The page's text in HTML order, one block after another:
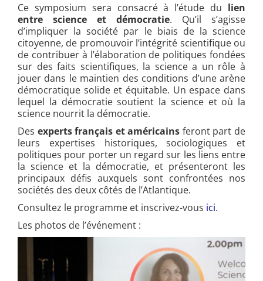
Ce symposium sera consacré à l’étude du lien
entre science et démocratie. Qu’il s’agisse
d’impliquer la société par le biais de la science
citoyenne, de promouvoir l’intégrité scientifique ou
de contribuer à l’élaboration de politiques fondées
sur des faits scientifiques, la science a un rôle à
jouer dans le maintien des conditions d’une arène
démocratique solide et équitable. Un espace dans
lequel la démocratie soutient la science et où la
science nourrit la démocratie.
Des experts français et américains feront part de
leurs expertises historiques, sociologiques et
politiques pour porter un regard sur les liens entre
la science et la démocratie, et présenteront les
principaux défis auxquels sont confrontées nos
sociétés des deux côtés de l’Atlantique.
Consultez le programme et inscrivez-vous ici.
Les photos de l’événement :